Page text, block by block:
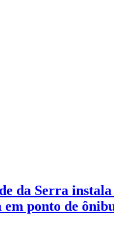
da Serra instala
ponto de